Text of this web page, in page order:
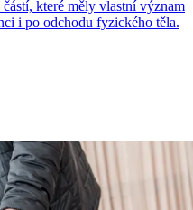
které měly vlastní význam
i po odchodu fyzického těla.